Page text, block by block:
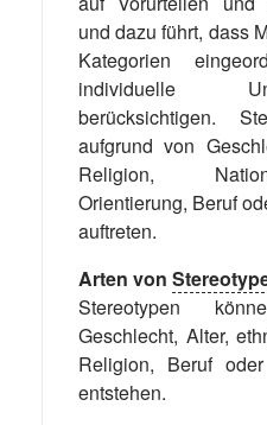
und dazu führt, dass
Kategorien
individuelle
berücksichtigen.
aufgrund von
Religion,
Orientierung, Beruf
auftreten.
Arten von
Stereotypen
Geschlecht, Alter,
Religion, Beruf
entstehen.